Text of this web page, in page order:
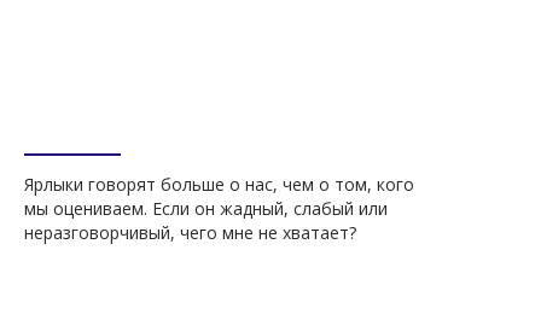
Ярлыки говорят больше о нас, чем о том, кого
мы оцениваем. Если он жадный, слабый или
неразговорчивый, чего мне не хватает?